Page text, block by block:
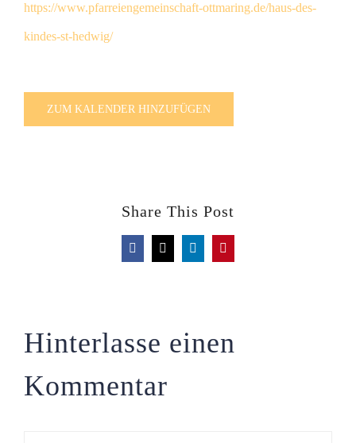
https://www.pfarreiengemeinschaft-ottmaring.de/haus-des-
kindes-st-hedwig/
ZUM KALENDER HINZUFÜGEN
Share This Post
Facebook
X LinkedInPinterest
Hinterlasse einen
Kommentar